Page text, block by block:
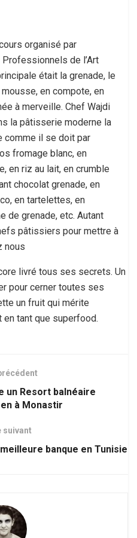
organisé par
Professionnels de l’Art
était la grenade, le
en compote, en
à merveille. Chef Wajdi
la pâtisserie moderne la
comme il se doit par
fromage blanc, en
en riz au lait, en crumble
chocolat grenade, en
en tartelettes, en
de grenade, etc. Autant
pâtissiers pour mettre à
nous
livré tous ses secrets. Un
pour cerner toutes ses
un fruit qui mérite
tant que superfood.
un Resort balnéaire
à Monastir
suivant
banque en Tunisie